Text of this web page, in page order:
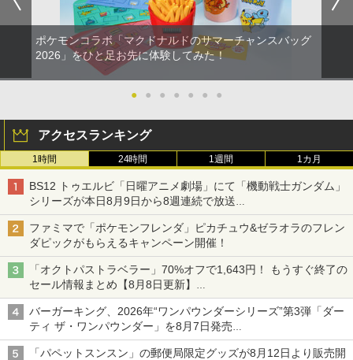
ポケモンコラボ「マクドナルドのサマーチャンスバッグ
2026」をひと足お先に体験してみた！
● ● ● ● ● ● ●
アクセスランキング
1時間 24時間 1週間 1カ月
BS12 トゥエルビ「日曜アニメ劇場」にて「機動戦士ガンダム」
シリーズが本日8月9日から8週連続で放送
初回は「機動戦士ガンダム【HDリマスター版】」
ファミマで「ポケモンフレンダ」ピカチュウ&ゼラオラのフレン
ダピックがもらえるキャンペーン開催！
「オクトパストラベラー」70%オフで1,643円！ もうすぐ終了の
セール情報まとめ【8月8日更新】
ニンテンドーeショップでは「大神 絶景版」が67%オフで990円
バーガーキング、2026年“ワンパウンダーシリーズ”第3弾「ダー
ティ ザ・ワンパウンダー」を8月7日発売
「特製ガーリックマヨソース」を使用した超大型チーズバーガー
「パペットスンスン」の郵便局限定グッズが8月12日より販売開